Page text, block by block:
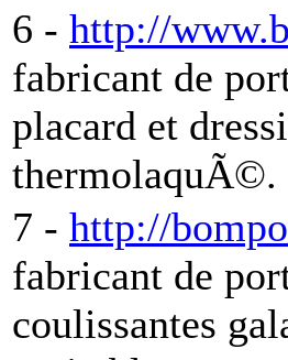
6 - http://
fabricant de
placard et
thermolaquÃ©.
7 - http://
fabricant de
coulissantes